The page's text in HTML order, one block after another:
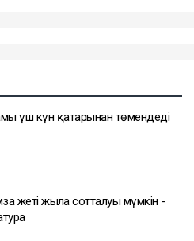
үш күн қатарынан төмендеді
жеті жылға сотталуы мүмкін -